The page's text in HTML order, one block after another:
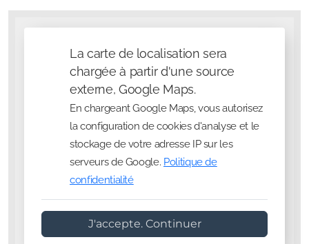
La carte de localisation sera
chargée à partir d'une source
externe, Google Maps.
En chargeant Google Maps, vous autorisez
la configuration de cookies d'analyse et le
stockage de votre adresse IP sur les
serveurs de Google. Politique de
confidentialité
J'accepte. Continuer